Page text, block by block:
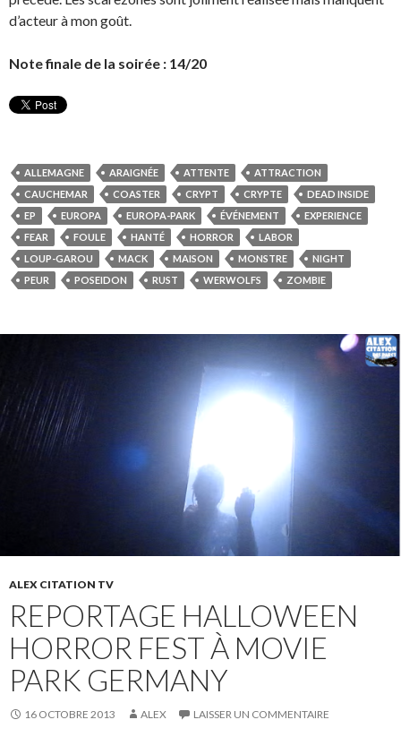
d’acteur à mon goût.
Note finale de la soirée : 14/20
ALLEMAGNE ARAIGNÉE ATTENTE
ATTRACTION
CAUCHEMAR
COASTER CRYPT CRYPTE
DEAD INSIDE
EP
EUROPA EUROPA-PARK ÉVÉNEMENT
EXPERIENCE
FEAR
FOULE HANTÉ HORROR
LABOR
LOUP-GAROU
MACK MAISON MONSTRE
NIGHT
PEUR
POSEIDON RUST WERWOLFS ZOMBIE
ALEX CITATION TV
REPORTAGE HALLOWEEN
HORROR FEST À MOVIE
PARK GERMANY
16 OCTOBRE 2013 ALEX LAISSER UN COMMENTAIRE